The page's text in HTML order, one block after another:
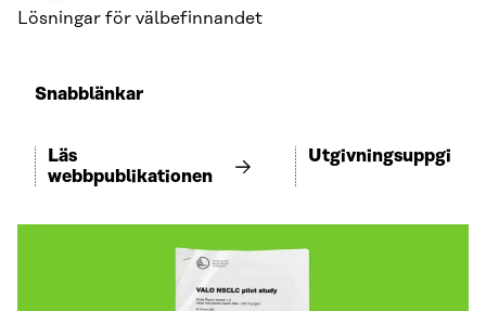
Lösningar för välbefinnandet
Snabblänkar
Läs
webbpublikationen
Utgivningsuppgifter